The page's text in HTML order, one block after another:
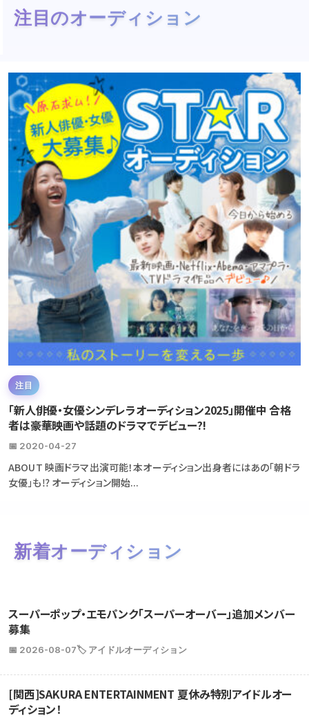
注目のオーディション
注目
「新人俳優・女優シンデレラオーディション2025」開催中 合格
者は豪華映画や話題のドラマでデビュー?!
📅 2020-04-27
ABOUT 映画ドラマ出演可能！本オーディション出身者にはあの「朝ドラ
女優」も⁉ オーディション開始...
新着オーディション
スーパーポップ・エモパンク「スーパーオーバー」追加メンバー
募集
📅 2026-08-07🏷️ アイドルオーディション
[関西]SAKURA ENTERTAINMENT 夏休み特別アイドルオー
ディション！